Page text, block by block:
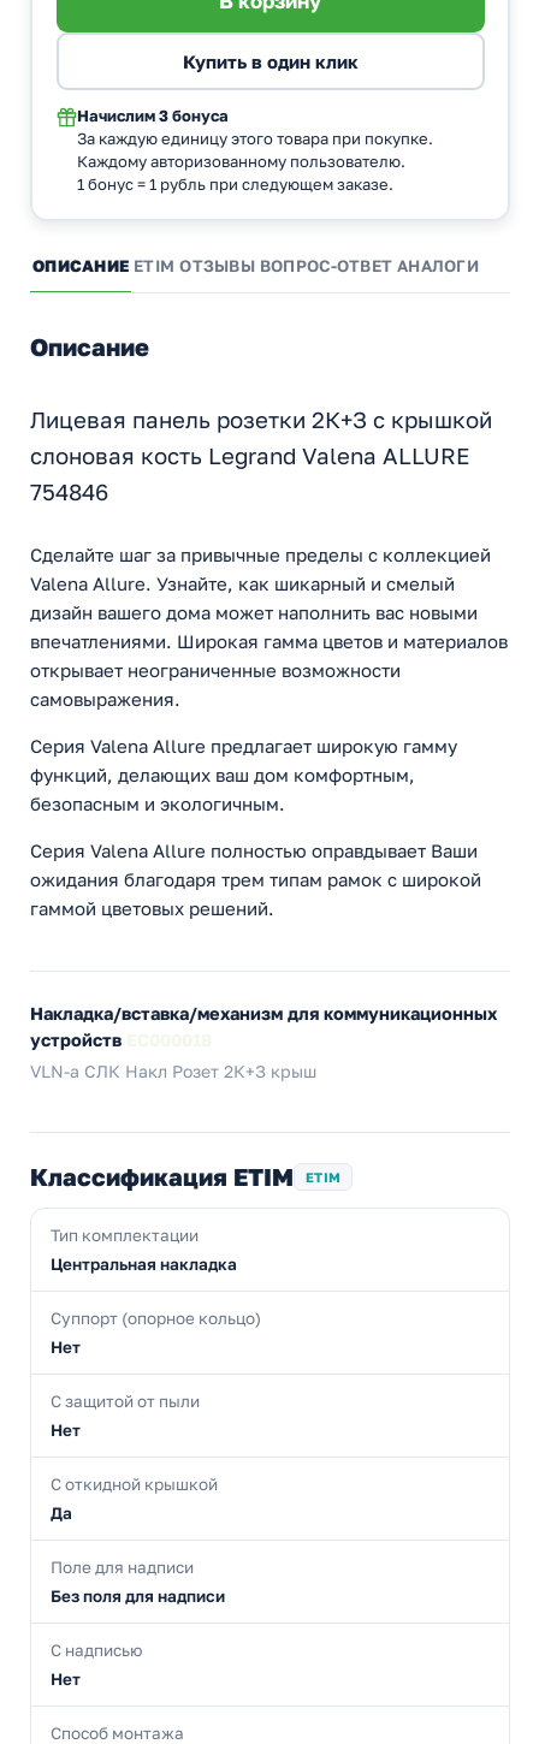
Начислим 3 бонуса
За каждую единицу этого товара при покупке.
Каждому авторизованному пользователю.
1 бонус = 1 рубль при следующем заказе.
ОПИСАНИЕ ETIM ОТЗЫВЫ ВОПРОС-ОТВЕТ АНАЛОГИ
Описание
Лицевая панель розетки 2К+З с крышкой
слоновая кость Legrand Valena ALLURE
754846
Сделайте шаг за привычные пределы с коллекцией
Valena Allure. Узнайте, как шикарный и смелый
дизайн вашего дома может наполнить вас новыми
впечатлениями. Широкая гамма цветов и материалов
открывает неограниченные возможности
самовыражения.
Серия Valena Allure предлагает широкую гамму
функций, делающих ваш дом комфортным,
безопасным и экологичным.
Серия Valena Allure полностью оправдывает Ваши
ожидания благодаря трем типам рамок с широкой
гаммой цветовых решений.
Накладка/вставка/механизм для коммуникационных
устройств
VLN-a СЛК Накл Розет 2К+З крыш
Классификация ETIM ETIM
Тип комплектации
Центральная накладка
Суппорт (опорное кольцо)
Нет
С защитой от пыли
Нет
С откидной крышкой
Да
Поле для надписи
Без поля для надписи
С надписью
Нет
Способ монтажа